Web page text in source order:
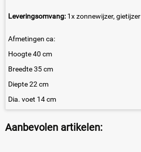
Leveringsomvang: 1x zonnewijzer, gietijzer
Afmetingen ca:
Hoogte 40 cm
Breedte 35 cm
Diepte 22 cm
Dia. voet 14 cm
Aanbevolen artikelen: